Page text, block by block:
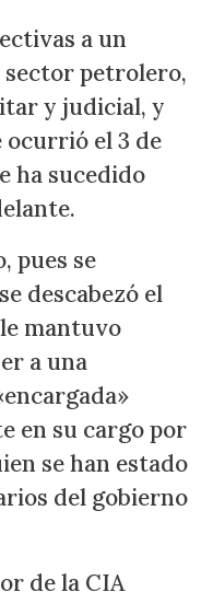
a un
petrolero,
y judicial, y
ocurrió el 3 de
ha sucedido
pues se
descabezó el
mantuvo
a una
en su cargo por
se han estado
del gobierno
de la CIA